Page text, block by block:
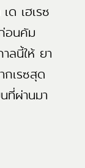
ด เฮเรซ
อนคัม
ลนี้ให้ ยา
กเรซสุด
ที่ผ่านมา